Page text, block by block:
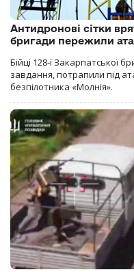
Антидронові сітки
бригади пережили
Бійці 128-ї Закарпатської
завдання, потрапили під
безпілотника «Молнія».